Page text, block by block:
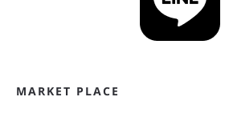
MARKET PLACE